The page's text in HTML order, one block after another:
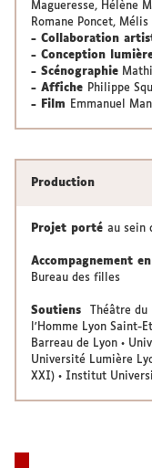
Magueresse, Hélène
Romane Poncet,
- Collaboration
- Conception
- Scénographie
- Affiche Philippe
- Film
Emmanuel
Production
Projet porté au sein
Accompagnement
Bureau des filles
Soutiens
Théâtre
l'Homme Lyon Saint-
Barreau de Lyon •
Université Lumière
XXI) • Institut